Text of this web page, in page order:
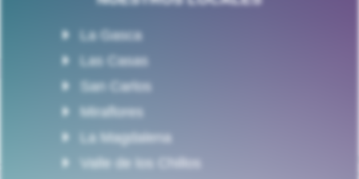
La Gasca
Las Casas
San Carlos
Miraflores
La Magdalena
Valle de los Chillos